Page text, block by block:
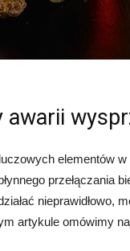
elementów w
przełączania
nieprawidłowo,
artykule omówimy